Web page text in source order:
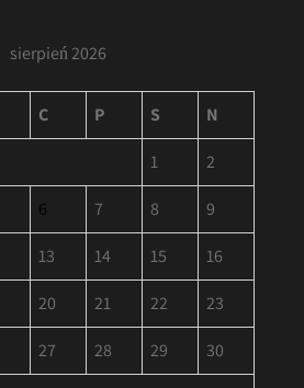
sierpień 2026
C P S N
1 2
6 7 8 9
13 14 15 16
20 21 22 23
27 28 29 30